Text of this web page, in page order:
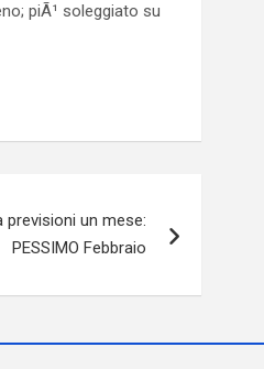
piÃ¹ soleggiato su
un mese:
PESSIMO Febbraio